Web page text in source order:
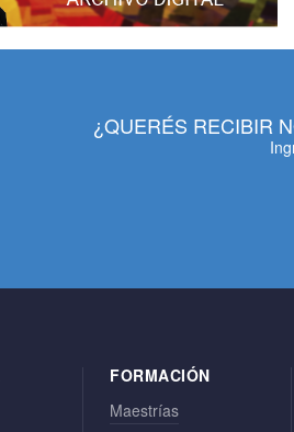
¿QUERÉS RECIBIR
FORMACIÓN
Maestrías